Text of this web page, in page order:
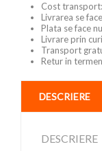
Cost
Livrarea se
Plata se face
Livrare prin
Transport
Retur in
DESCRIERE
DESCRIERE